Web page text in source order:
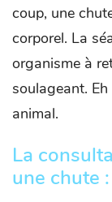
coup, une
corporel. La
organisme à
soulageant.
animal.
La
une chute